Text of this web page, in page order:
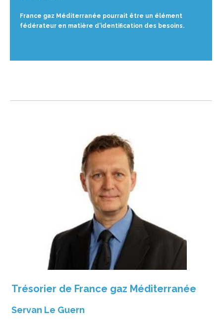
France gaz Méditerranée pourrait être un élément
fédérateur en matière d’identification des besoins.
Trésorier de France gaz Méditerranée
Servan Le Guern